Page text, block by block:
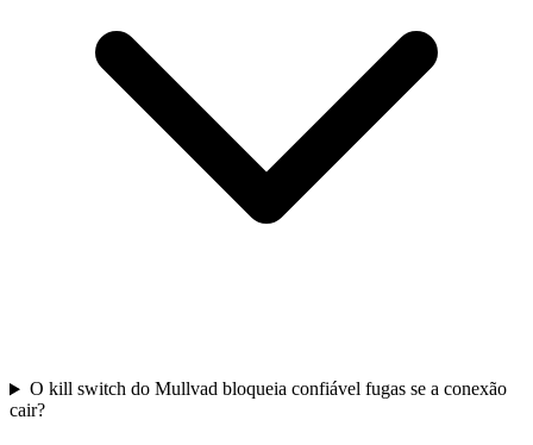
O kill switch do Mullvad bloqueia confiável fugas se a conexão
cair?